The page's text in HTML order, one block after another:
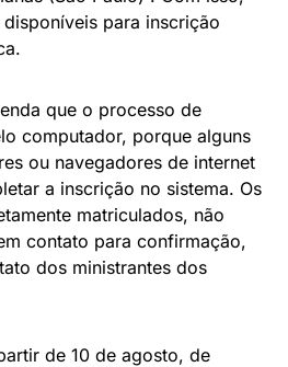
para inscrição
que o processo de
computador, porque alguns
ou navegadores de internet
a inscrição no sistema. Os
matriculados, não
contato para confirmação,
dos ministrantes dos
de 10 de agosto, de